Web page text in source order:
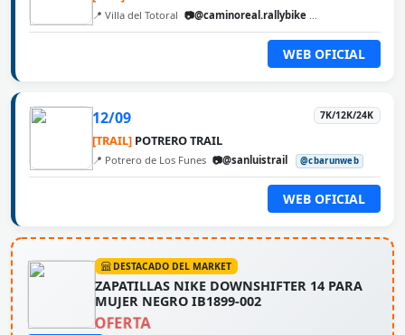
📍 Villa del Totoral 📷@caminoreal.rallybike
WEB OFICIAL
12/09 7K/12K/24K
[TRAIL] POTRERO TRAIL
📍 Potrero de Los Funes 📷@sanluistrail @cbarunweb
WEB OFICIAL
DESTACADO DEL MARKET
ZAPATILLAS NIKE DOWNSHIFTER 14 PARA
MUJER NEGRO IB1899-002
OFERTA